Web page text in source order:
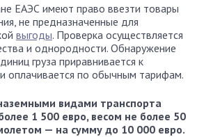
ЕАЭС имеют право ввезти товары
не предназначенные для
выгоды. Проверка осуществляется
и однородности. Обнаружение
груза приравнивается к
оплачивается по обычным тарифам.
видами транспорта
1 500 евро, весом не более 50
— на сумму до 10 000 евро.